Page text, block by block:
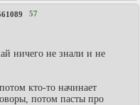
57
ничего не знали и не
кто-то начинает
потом пасты про